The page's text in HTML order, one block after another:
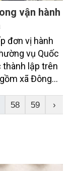
vận hành
đơn vị hành
vụ Quốc
thành lập trên
xã Đông
trưng quản lý
chóng trở
chỉ mở ra
cầu cấp
cách hành
58 59 ›